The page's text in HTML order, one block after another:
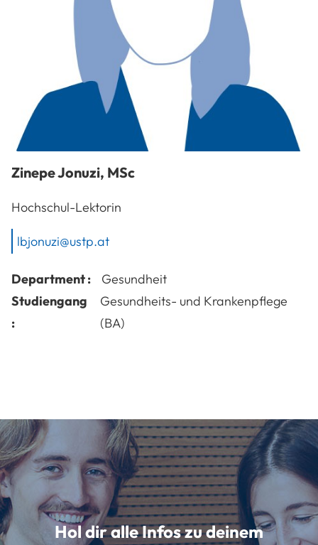
ZinepeJonuzi, MSc
Hochschul-Lektorin
lbjonuzi@ustp.at
Department :
Gesundheit
Studiengang
:
Gesundheits- und Krankenpflege
(BA)
Hol dir alle Infos zu deinem